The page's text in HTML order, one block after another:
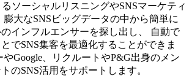
ソーシャルリスニングやSNSマーケティ
膨大なSNSビッグデータの中から簡単に
インフルエンサーを探し出し、 自動で
でSNS集客を最適化することができま
Google、リクルートやP&G出身のメン
のSNS活用をサポートします。